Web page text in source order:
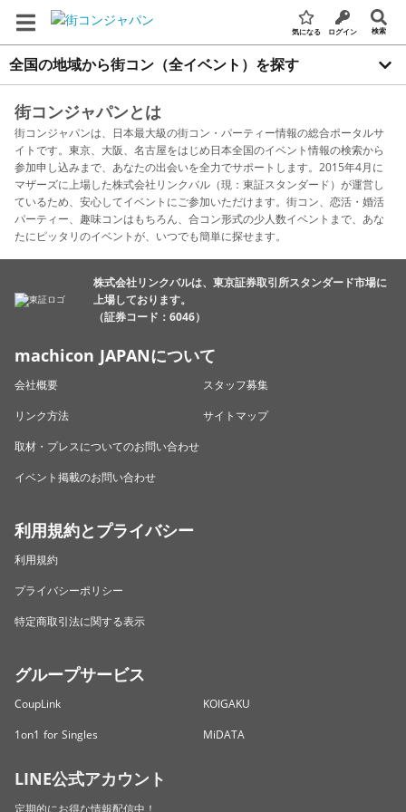
気になる ログイン 検索
全国の地域から街コン（全イベント）を探す
街コンジャパンとは
街コンジャパンは、日本最大級の街コン・パーティー情報の総合ポータルサ
イトです。東京、大阪、名古屋をはじめ日本全国のイベント情報の検索から
参加申し込みまで、あなたの出会いを全力でサポートします。2015年4月に
マザーズに上場した株式会社リンクバル（現：東証スタンダード）が運営し
ているため、安心してイベントにご参加いただけます。街コン、恋活・婚活
パーティー、趣味コンはもちろん、合コン形式の少人数イベントまで、あな
たにピッタリのイベントが、いつでも簡単に探せます。
株式会社リンクバルは、東京証券取引所スタンダード市場に
上場しております。
（証券コード：6046）
machicon JAPANについて
会社概要
スタッフ募集
リンク方法
サイトマップ
取材・プレスについてのお問い合わせ
イベント掲載のお問い合わせ
利用規約とプライバシー
利用規約
プライバシーポリシー
特定商取引法に関する表示
グループサービス
CoupLink
KOIGAKU
1on1 for Singles
MiDATA
LINE公式アカウント
定期的にお得な情報配信中！